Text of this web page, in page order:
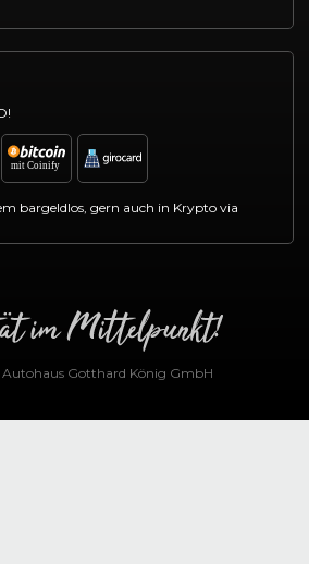
bargeldlos, gern auch in Krypto via
Gotthard König GmbH